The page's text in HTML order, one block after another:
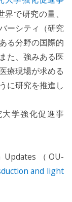
で研究の量、
ーシティ（研究
る分野の国際的
た、強みある医
療現場が求める
に研究を推進し
学強化促進事
Updates（OU-
and light